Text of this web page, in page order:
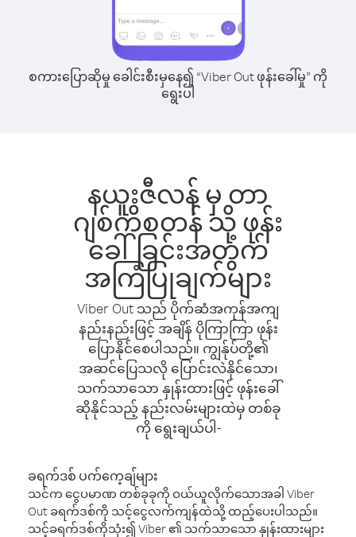
စကားပြောဆိုမှု ခေါင်းစီးမှနေ၍ “Viber Out ဖုန်းခေါ်မှု” ကို
ရွေးပါ
နယူးဇီလန် မှ တာ
ဂျစ်ကိစတန် သို့ ဖုန်း
ခေါ်ခြင်းအတွက်
အကြံပြုချက်များ
Viber Out သည် ပိုက်ဆံအကုန်အကျ
နည်းနည်းဖြင့် အချိန် ပိုကြာကြာ ဖုန်း
ပြောနိုင်စေပါသည်။ ကျွန်ုပ်တို့၏
အဆင်ပြေသလို ပြောင်းလဲနိုင်သော၊
သက်သာသော နှုန်းထားဖြင့် ဖုန်းခေါ်
ဆိုနိုင်သည့် နည်းလမ်းများထဲမှ တစ်ခု
ကို ရွေးချယ်ပါ-
ခရက်ဒစ် ပက်ကေ့ချ်များ
သင်က ငွေပမာဏ တစ်ခုခုကို ဝယ်ယူလိုက်သောအခါ Viber
Out ခရက်ဒစ်ကို သင့်ငွေလက်ကျန်ထဲသို့ ထည့်ပေးပါသည်။
သင့်ခရက်ဒစ်ကိုသုံး၍ Viber ၏ သက်သာသော နှုန်းထားများ